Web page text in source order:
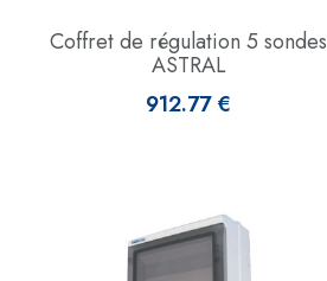
Coffret de régulation 5 sondes
ASTRAL
912.77 €